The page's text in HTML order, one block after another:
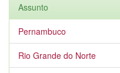
Assunto
Pernambuco
Rio Grande do Norte